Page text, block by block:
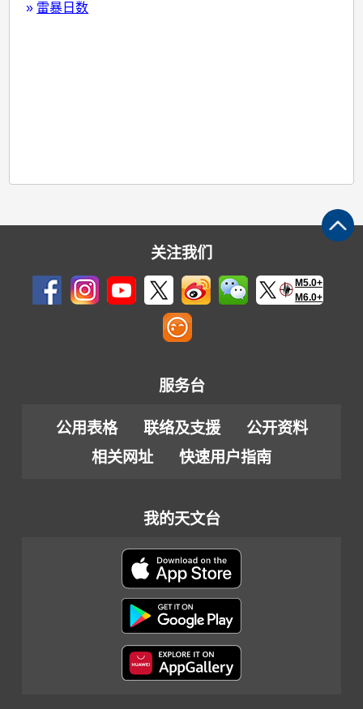
» 雷暴日数
关注我们
M5.0+
M6.0+
服务台
公用表格 联络及支援
公开资料
相关网址
快速用户指南
我的天文台